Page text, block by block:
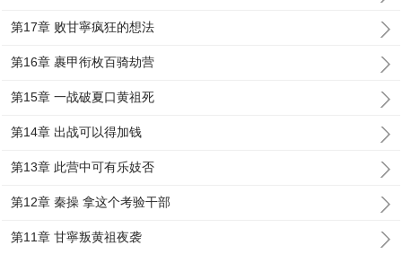
第17章 败甘寧疯狂的想法
第16章 裹甲衔枚百骑劫营
第15章 一战破夏口黄祖死
第14章 出战可以得加钱
第13章 此营中可有乐妓否
第12章 秦操 拿这个考验干部
第11章 甘寧叛黄祖夜袭